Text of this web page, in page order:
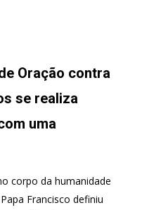
Oração contra
se realiza
uma
corpo da humanidade
Francisco definiu